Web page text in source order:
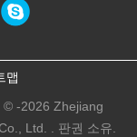
맵
© -2026 Zhejiang
Ltd. . 판권 소유.